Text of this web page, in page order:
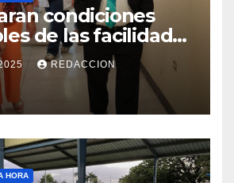
condiciones
de las facilidades
de la Salud
REDACCION
HORA